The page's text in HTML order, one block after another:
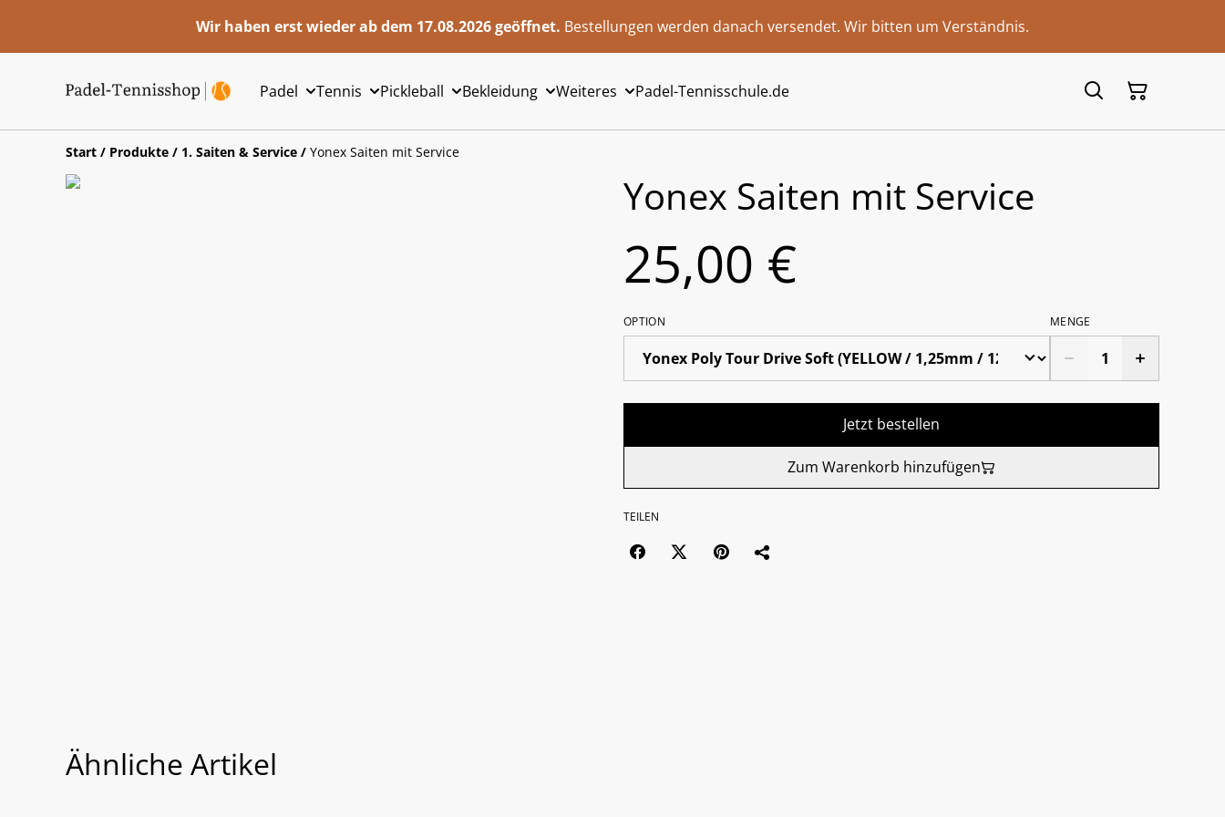
Wir haben erst wieder ab dem 17.08.2026 geöffnet. Bestellungen werden danach versendet. Wir bitten um Verständnis.
Padel Tennis Pickleball Bekleidung Weiteres Padel-Tennisschule.de
Start / Produkte / 1. Saiten & Service / Yonex Saiten mit Service
Yonex Saiten mit Service
25,00 €
OPTION MENGE
Jetzt bestellen
Zum Warenkorb hinzufügen
TEILEN
Ähnliche Artikel